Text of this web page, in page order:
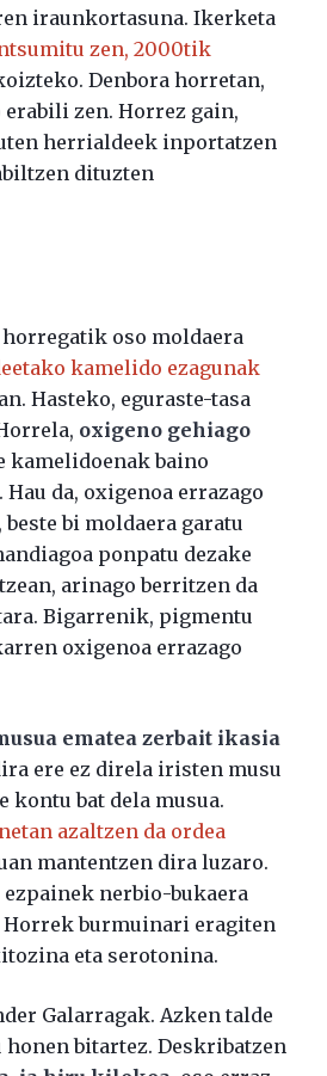
iraunkortasuna. Ikerketa
zen, 2000tik
Denbora horretan,
zen. Horrez gain,
herrialdeek inportatzen
dituzten
oso moldaera
kamelido ezagunak
Hasteko, eguraste-tasa
oxigeno gehiago
kamelidoenak baino
da, oxigenoa errazago
bi moldaera garatu
ponpatu dezake
arinago berritzen da
Bigarrenik, pigmentu
oxigenoa errazago
ematea zerbait ikasia
ere ez direla iristen musu
bat dela musua.
azaltzen da ordea
mantentzen dira luzaro.
ezpainek nerbio-bukaera
Horrek burmuinari eragiten
eta serotonina.
Galarragak. Azken talde
bitartez. Deskribatzen